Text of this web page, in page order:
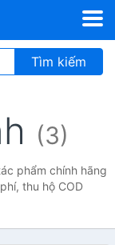
Tìm kiếm
(3)
phẩm chính hãng
thu hộ COD